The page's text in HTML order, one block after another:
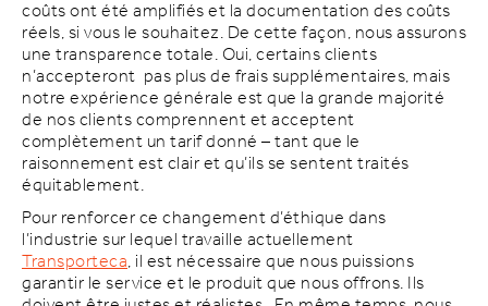
coûts ont été amplifiés et la documentation des coûts
réels, si vous le souhaitez. De cette façon, nous assurons
une transparence totale. Oui, certains clients
n’accepteront pas plus de frais supplémentaires, mais
notre expérience générale est que la grande majorité
de nos clients comprennent et acceptent
complètement un tarif donné – tant que le
raisonnement est clair et qu’ils se sentent traités
équitablement.
Pour renforcer ce changement d’éthique dans
l’industrie sur lequel travaille actuellement
Transporteca, il est nécessaire que nous puissions
garantir le service et le produit que nous offrons. Ils